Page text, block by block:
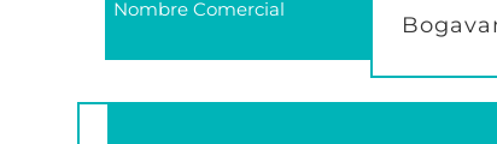
Nombre Comercial